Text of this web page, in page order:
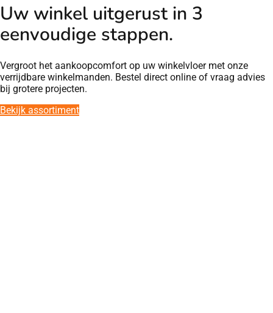
Uw winkel uitgerust in 3
eenvoudige stappen.
Vergroot het aankoopcomfort op uw winkelvloer met onze
verrijdbare winkelmanden. Bestel direct online of vraag advies
bij grotere projecten.
Bekijk assortiment